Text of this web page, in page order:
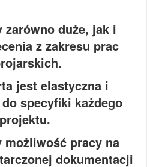
zarówno duże, jak i
z zakresu prac
jest elastyczna i
specyfiki każdego
projektu.
możliwość pracy na
dokumentacji